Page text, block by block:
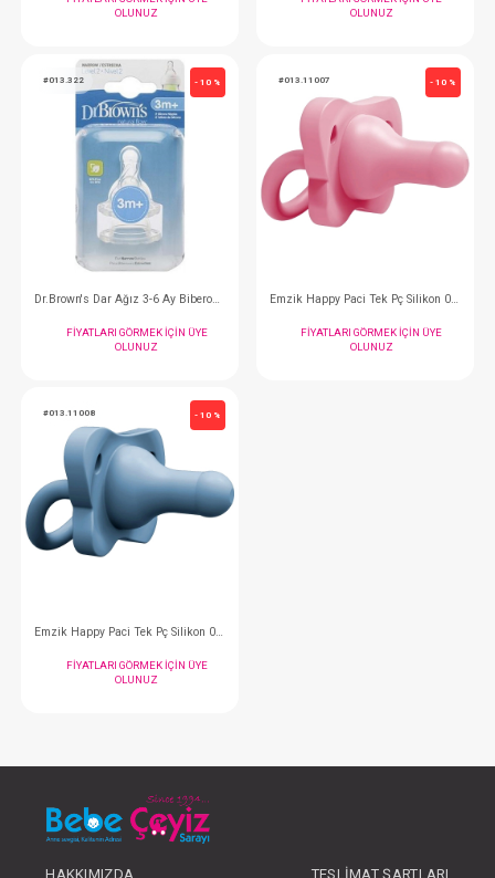
Biberon Emziği...2li Y Kesim Geniş Ağız Silikon
FIYATLARI GÖRMEK IÇIN ÜYE
OLUNUZ
FIYATLARI
#013.313 - 10 %
OLUNUZ
#013.312
HAKKIMIZDA
TESLIMAT ŞARTLARI